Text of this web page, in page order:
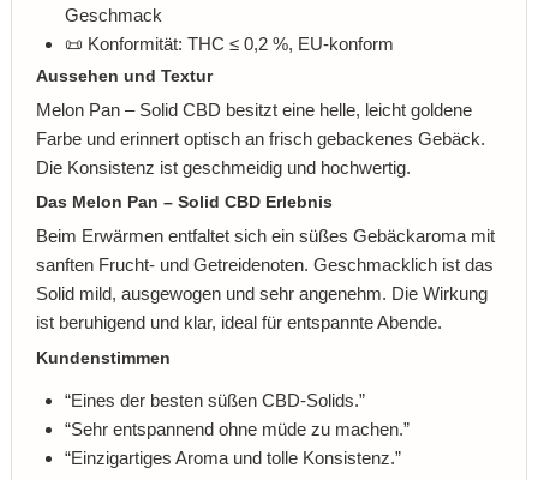
Geschmack
📜 Konformität: THC ≤ 0,2 %, EU-konform
Aussehen und Textur
Melon Pan – Solid CBD besitzt eine helle, leicht goldene
Farbe und erinnert optisch an frisch gebackenes Gebäck.
Die Konsistenz ist geschmeidig und hochwertig.
Das Melon Pan – Solid CBD Erlebnis
Beim Erwärmen entfaltet sich ein süßes Gebäckaroma mit
sanften Frucht- und Getreidenoten. Geschmacklich ist das
Solid mild, ausgewogen und sehr angenehm. Die Wirkung
ist beruhigend und klar, ideal für entspannte Abende.
Kundenstimmen
“Eines der besten süßen CBD-Solids.”
“Sehr entspannend ohne müde zu machen.”
“Einzigartiges Aroma und tolle Konsistenz.”